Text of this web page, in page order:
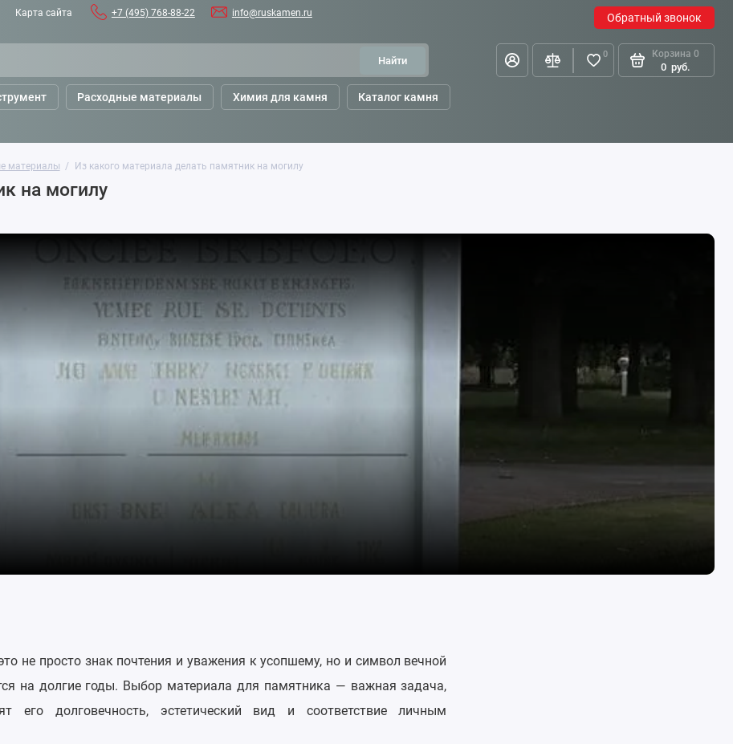
Карта сайта +7 (495) 768-88-22 info@ruskamen.ru Обратный звонок
Найти 0 Корзина 0
0 руб.
Расходные материалы Химия для камня Каталог камня
материалы Из какого материала делать памятник на могилу
на могилу
не просто знак почтения и уважения к усопшему, но и символ вечной
на долгие годы. Выбор материала для памятника — важная задача,
его долговечность, эстетический вид и соответствие личным